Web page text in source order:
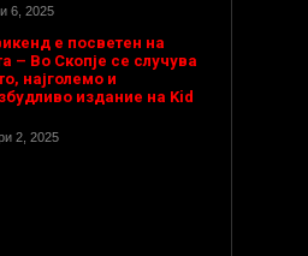
6, 2025
е посветен на
– Во Скопје се случува
најголемо и
издание на Kid
2, 2025